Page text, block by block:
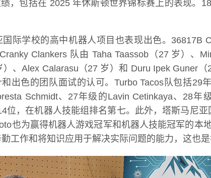
，包括在 2025 年休斯顿世界锦标赛上的表现。
际学校的高中机器人项目也表现出色。36817B
Clankers 队由 Taha Taassob（27 岁）、
、Alex Calarasu（27 岁）和 Duru Ipek Guner
出色的团队面试的认可。Turbo Tacos队包括29
Schmidt、27年级的Lavin Cetinkaya、28年
，在机器人技能组排名第七。此外，塔斯马尼
也为赢得机器人游戏冠军和机器人技能冠军的本
工作和将知识应用于解决实际问题的能力，这也